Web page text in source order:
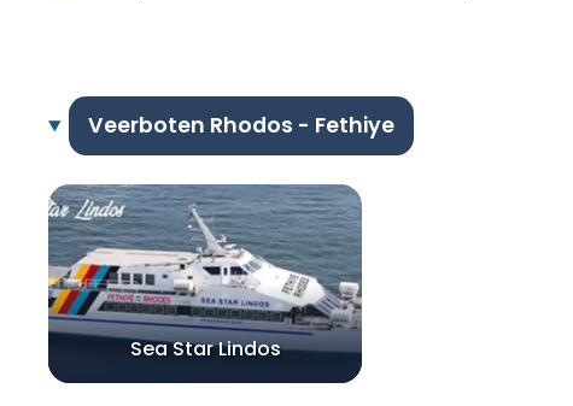
Veerboten Rhodos - Fethiye
Sea Star Lindos